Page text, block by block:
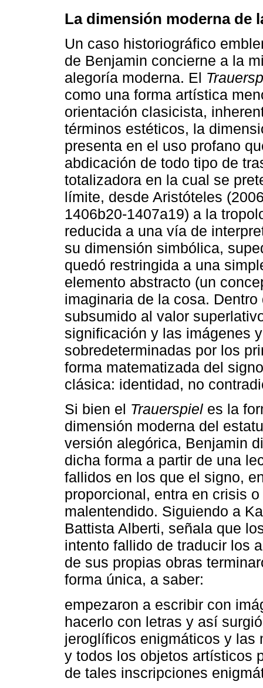
La dimensión moderna de
Un caso historiográfico
de Benjamin concierne a la
alegoría moderna. El
como una forma artística
orientación clasicista,
términos estéticos, la
presenta en el uso profano
abdicación de todo tipo de
totalizadora en la cual se
límite, desde Aristóteles
1406b20-1407a19) a la
reducida a una vía de
su dimensión simbólica,
quedó restringida a una
elemento abstracto (un
imaginaria de la cosa.
subsumido al valor
significación y las imágenes
sobredeterminadas por los
forma matematizada del
clásica: identidad, no
Si bien el Trauerspiel es la
dimensión moderna del
versión alegórica, Benjamin
dicha forma a partir de una
fallidos en los que el signo,
proporcional, entra en crisis
malentendido. Siguiendo a
Battista Alberti, señala que
intento fallido de traducir los
de sus propias obras
forma única, a saber:
empezaron a escribir con
hacerlo con letras y así
jeroglíficos enigmáticos y las
y todos los objetos artísticos
de tales inscripciones